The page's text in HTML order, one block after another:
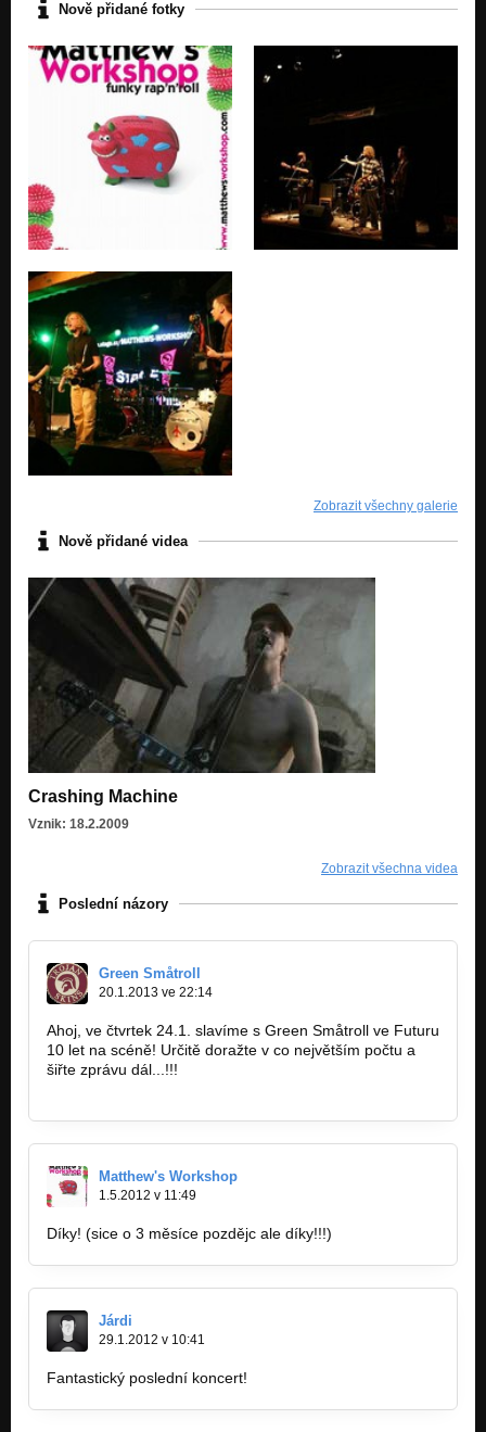
Nově přidané fotky
Zobrazit všechny galerie
Nově přidané videa
Crashing Machine
Vznik: 18.2.2009
Zobrazit všechna videa
Poslední názory
Green Småtroll
20.1.2013 ve 22:14
Ahoj, ve čtvrtek 24.1. slavíme s Green Småtroll ve Futuru
10 let na scéně! Určitě doražte v co největším počtu a
šiřte zprávu dál...!!!
Matthew's Workshop
1.5.2012 v 11:49
Díky! (sice o 3 měsíce pozdějc ale díky!!!)
Járdi
29.1.2012 v 10:41
Fantastický poslední koncert!